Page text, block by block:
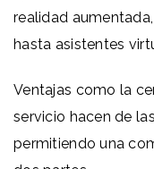
realidad
hasta asistentes
Ventajas como la
servicio hacen de
permitiendo una